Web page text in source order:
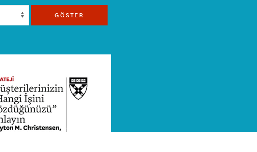
GÖSTER